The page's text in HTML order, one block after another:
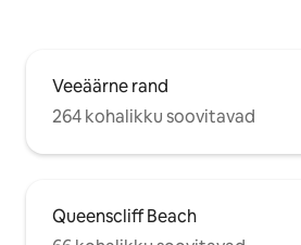
Veeäärne rand
264 kohalikku soovitavad
Queenscliff Beach